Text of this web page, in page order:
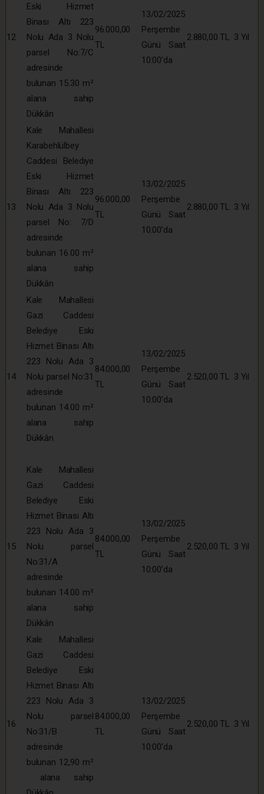
12
Eski Hizmet
Binası Altı 223
Nolu Ada 3 Nolu
parsel No:7/C
adresinde
bulunan 15.30 m²
alana sahip
Dükkân
96.000,00
TL
13/02/2025
Perşembe
Günü Saat
10:00’da
2.880,00 TL 3 Yıl
13
Kale Mahallesi
Karabehlülbey
Caddesi Belediye
Eski Hizmet
Binası Altı 223
Nolu Ada 3 Nolu
parsel No: 7/D
adresinde
bulunan 16.00 m²
alana sahip
Dükkân
96.000,00
TL
13/02/2025
Perşembe
Günü Saat
10:00’da
2.880,00 TL 3 Yıl
14
Kale Mahallesi
Gazi Caddesi
Belediye Eski
Hizmet Binası Altı
223 Nolu Ada 3
Nolu parsel No:31
adresinde
bulunan 14.00 m²
alana sahip
Dükkân
84.000,00
TL
13/02/2025
Perşembe
Günü Saat
10:00’da
2.520,00 TL 3 Yıl
15
Kale Mahallesi
Gazi Caddesi
Belediye Eski
Hizmet Binası Altı
223 Nolu Ada 3
Nolu parsel
No:31/A
adresinde
bulunan 14.00 m²
alana sahip
Dükkân
84.000,00
TL
13/02/2025
Perşembe
Günü Saat
10:00’da
2.520,00 TL 3 Yıl
16
Kale Mahallesi
Gazi Caddesi
Belediye Eski
Hizmet Binası Altı
223 Nolu Ada 3
Nolu parsel
No:31/B
adresinde
bulunan 12,90 m²
alana sahip
84.000,00
TL
13/02/2025
Perşembe
Günü Saat
10:00’da
2.520,00 TL 3 Yıl